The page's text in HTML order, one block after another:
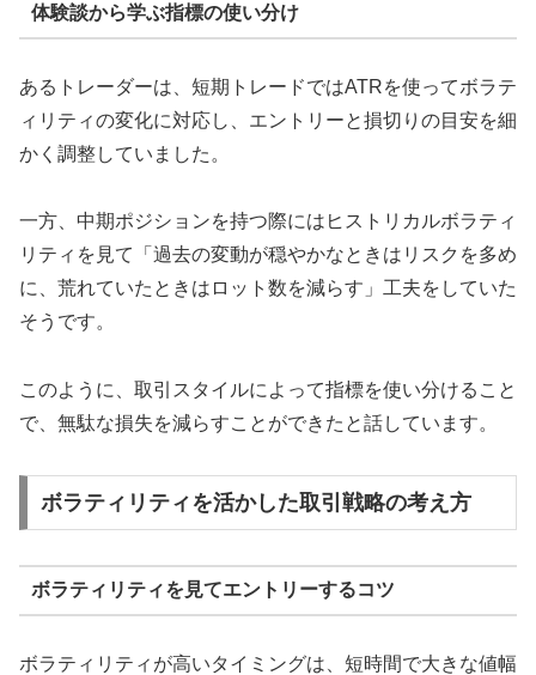
体験談から学ぶ指標の使い分け
あるトレーダーは、短期トレードではATRを使ってボラテ
ィリティの変化に対応し、エントリーと損切りの目安を細
かく調整していました。
一方、中期ポジションを持つ際にはヒストリカルボラティ
リティを見て「過去の変動が穏やかなときはリスクを多め
に、荒れていたときはロット数を減らす」工夫をしていた
そうです。
このように、取引スタイルによって指標を使い分けること
で、無駄な損失を減らすことができたと話しています。
ボラティリティを活かした取引戦略の考え方
ボラティリティを見てエントリーするコツ
ボラティリティが高いタイミングは、短時間で大きな値幅